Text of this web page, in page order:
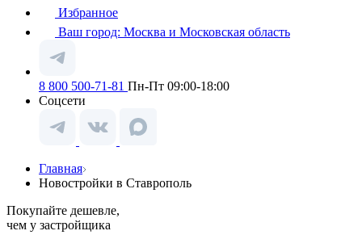
Избранное
Ваш город: Москва и Московская область
8 800 500-71-81 Пн-Пт 09:00-18:00
Соцсети
Главная
Новостройки в Ставрополь
Покупайте дешевле,
чем у застройщика